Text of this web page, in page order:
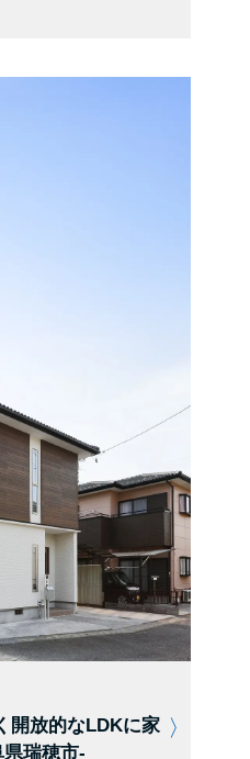
開放的なLDKに家
瑞穂市-